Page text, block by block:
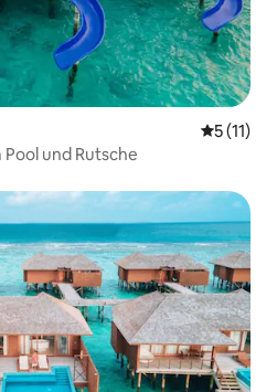
5 (11)
und Rutsche